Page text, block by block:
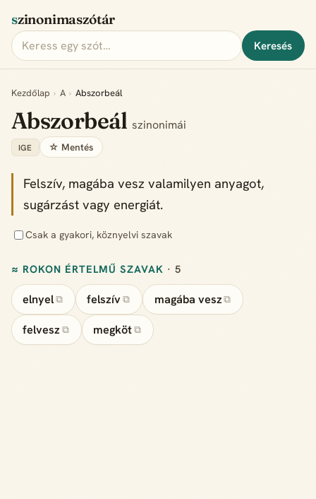
szinonimaszótár
Keresés
Kezdőlap › A › Abszorbeál
Abszorbeál szinonimái
IGE ☆ Mentés
Felszív, magába vesz valamilyen anyagot,
sugárzást vagy energiát.
Csak a gyakori, köznyelvi szavak
≈ ROKON ÉRTELMŰ SZAVAK · 5
elnyel ⧉ felszív ⧉ magába vesz ⧉
felvesz ⧉ megköt ⧉